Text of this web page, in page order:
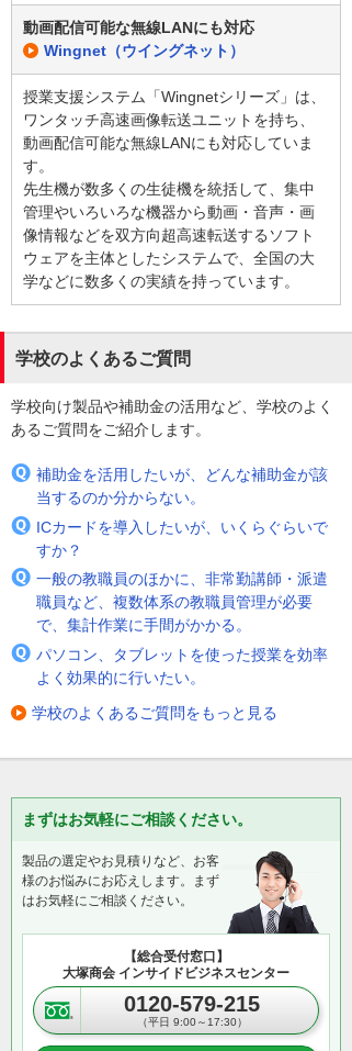
動画配信可能な無線LANにも対応
Wingnet（ウイングネット）
授業支援システム「Wingnetシリーズ」は、
ワンタッチ高速画像転送ユニットを持ち、
動画配信可能な無線LANにも対応していま
す。
先生機が数多くの生徒機を統括して、集中
管理やいろいろな機器から動画・音声・画
像情報などを双方向超高速転送するソフト
ウェアを主体としたシステムで、全国の大
学などに数多くの実績を持っています。
学校のよくあるご質問
学校向け製品や補助金の活用など、学校のよく
あるご質問をご紹介します。
補助金を活用したいが、どんな補助金が該
当するのか分からない。
ICカードを導入したいが、いくらぐらいで
すか？
一般の教職員のほかに、非常勤講師・派遣
職員など、複数体系の教職員管理が必要
で、集計作業に手間がかかる。
パソコン、タブレットを使った授業を効率
よく効果的に行いたい。
学校のよくあるご質問をもっと見る
まずはお気軽にご相談ください。
製品の選定やお見積りなど、お客
様のお悩みにお応えします。まず
はお気軽にご相談ください。
【総合受付窓口】
大塚商会 インサイドビジネスセンター
0120-579-215
（平日 9:00～17:30）